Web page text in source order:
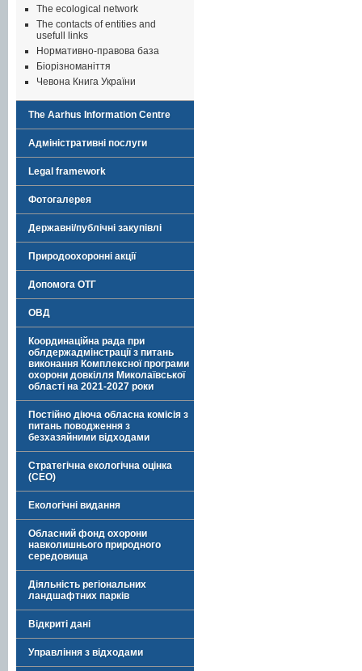
The ecological network
The contacts of entities and
usefull links
Нормативно-правова база
Біорізноманіття
Чевона Книга України
The Aarhus Information Centre
Адміністративні послуги
Legal framework
Фотогалерея
Державні/публічні закупівлі
Природоохоронні акції
Допомога ОТГ
ОВД
Координаційна рада при
облдержадмінстрації з питань
виконання Комплексної програми
охорони довкілля Миколаївської
області на 2021-2027 роки
Постійно діюча обласна комісія з
питань поводження з
безхазяйними відходами
Стратегічна екологічна оцінка
(СЕО)
Екологічні видання
Обласний фонд охорони
навколишнього природного
середовища
Діяльність регіональних
ландшафтних парків
Відкриті дані
Управління з відходами